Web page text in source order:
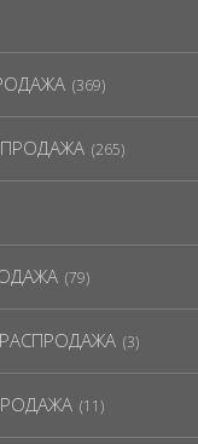
(369)
(265)
(79)
РАСПРОДАЖА (3)
(11)